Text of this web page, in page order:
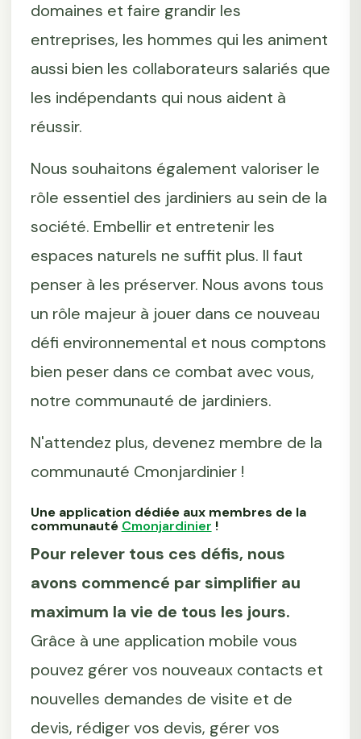
domaines et faire grandir les
entreprises, les hommes qui les animent
aussi bien les collaborateurs salariés que
les indépendants qui nous aident à
réussir.
Nous souhaitons également valoriser le
rôle essentiel des jardiniers au sein de la
société. Embellir et entretenir les
espaces naturels ne suffit plus. Il faut
penser à les préserver. Nous avons tous
un rôle majeur à jouer dans ce nouveau
défi environnemental et nous comptons
bien peser dans ce combat avec vous,
notre communauté de jardiniers.
N'attendez plus, devenez membre de la
communauté Cmonjardinier !
Une application dédiée aux membres de la
communauté Cmonjardinier !
Pour relever tous ces défis, nous
avons commencé par simplifier au
maximum la vie de tous les jours.
Grâce à une application mobile vous
pouvez gérer vos nouveaux contacts et
nouvelles demandes de visite et de
devis, rédiger vos devis, gérer vos